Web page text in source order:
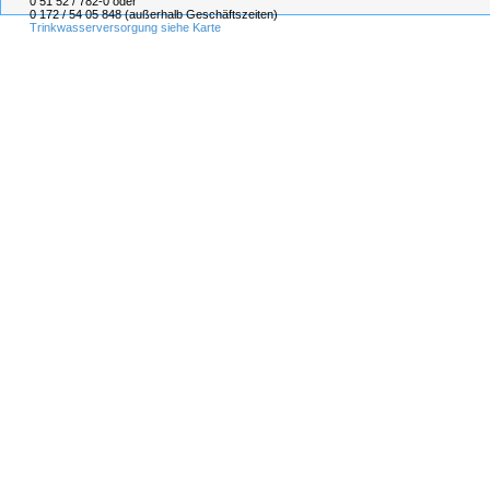
0 172 / 54 05 848 (außerhalb Geschäftszeiten)
Trinkwasserversorgung siehe Karte